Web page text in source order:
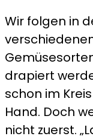
Wir folgen in
drapiert
schon im
Hand. Doch
nicht zuerst.